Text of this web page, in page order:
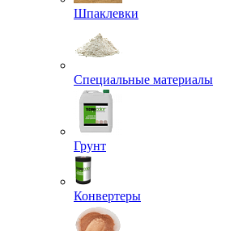
Шпаклевки
Специальные материалы
Грунт
Конвертеры